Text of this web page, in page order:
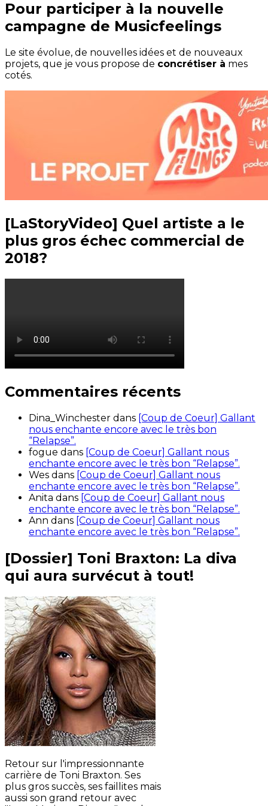
Pour participer à la nouvelle
campagne de Musicfeelings
Le site évolue, de nouvelles idées et de nouveaux
projets, que je vous propose de concrétiser à mes
cotés.
[LaStoryVideo] Quel artiste a le
plus gros échec commercial de
2018?
Commentaires récents
Dina_Winchester dans [Coup de Coeur] Gallant
nous enchante encore avec le très bon
“Relapse”.
fogue dans [Coup de Coeur] Gallant nous
enchante encore avec le très bon “Relapse”.
Wes dans [Coup de Coeur] Gallant nous
enchante encore avec le très bon “Relapse”.
Anita dans [Coup de Coeur] Gallant nous
enchante encore avec le très bon “Relapse”.
Ann dans [Coup de Coeur] Gallant nous
enchante encore avec le très bon “Relapse”.
[Dossier] Toni Braxton: La diva
qui aura survécut à tout!
Retour sur l'impressionnante
carrière de Toni Braxton. Ses
plus gros succès, ses faillites mais
aussi son grand retour avec